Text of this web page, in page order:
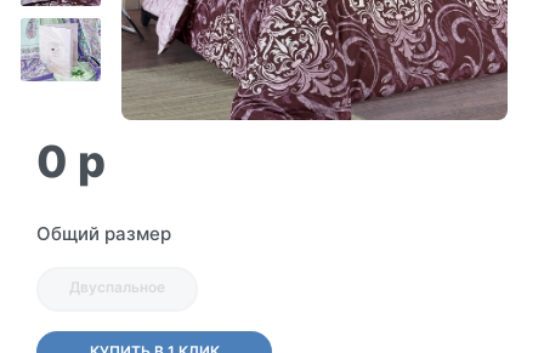
0 p
Общий размер
Двуспальное